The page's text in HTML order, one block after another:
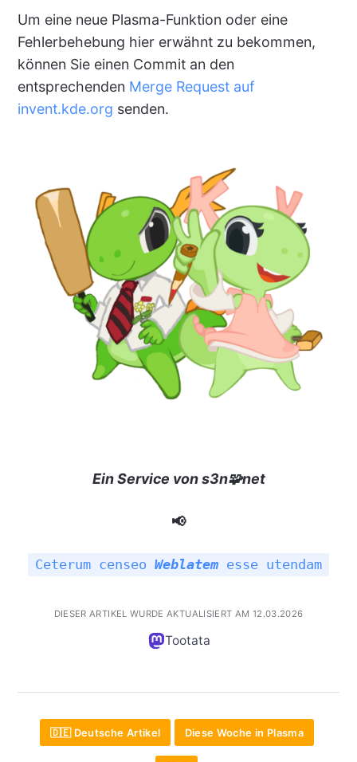
Um eine neue Plasma-Funktion oder eine
Fehlerbehebung hier erwähnt zu bekommen,
können Sie einen Commit an den
entsprechenden Merge Request auf
invent.kde.org senden.
Ein Service von s3n🧩net
📢
Ceterum censeo Weblatem esse utendam
DIESER ARTIKEL WURDE AKTUALISIERT AM 12.03.2026
Tootata
🇩🇪 Deutsche Artikel Diese Woche in Plasma